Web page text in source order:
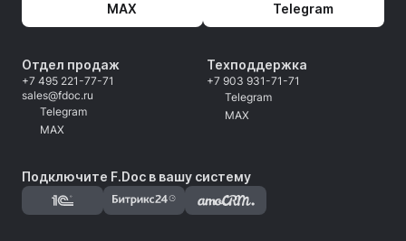
MAX Telegram
Подключите F.Doc в вашу систему
Отдел продаж
+7 495 221-77-71
sales@fdoc.ru
Telegram
MAX
Техподдержка
+7 903 931-71-71
Telegram
MAX